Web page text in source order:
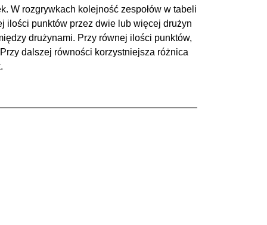
W rozgrywkach kolejność zespołów w tabeli
ilości punktów przez dwie lub więcej drużyn
drużynami. Przy równej ilości punktów,
dalszej równości korzystniejsza różnica